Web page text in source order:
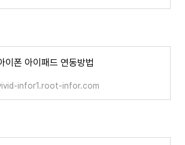
이폰 아이패드 연동방법
infor1.root-infor.com